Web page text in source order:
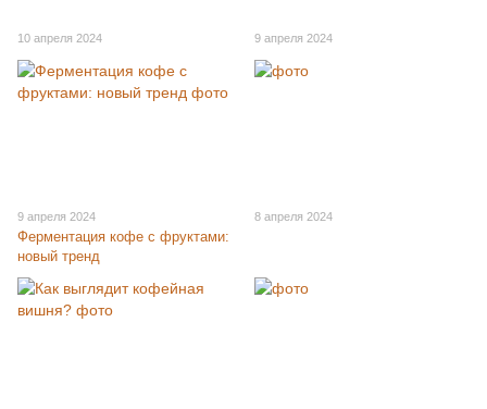
10 апреля 2024 9 апреля 2024
9 апреля 2024
Ферментация кофе с фруктами:
новый тренд
8 апреля 2024